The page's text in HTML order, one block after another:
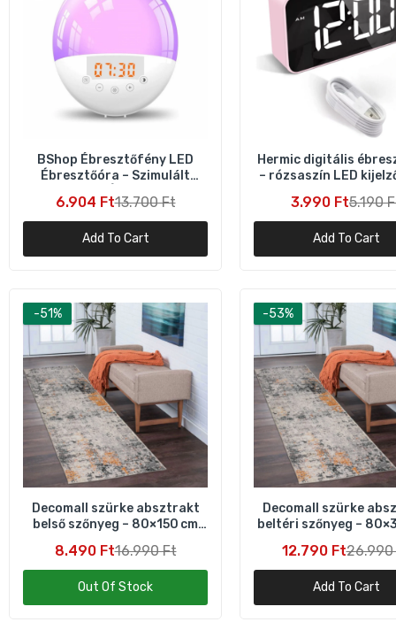
BShop Ébresztőfény LED
Ébresztőóra – Szimulált
6.904 Ft13.700 Ft
Add To Cart
Hermic digitális
– rózsaszín LED
3.990 Ft5.190
Add To Cart
-51%
Decomall szürke absztrakt
belső szőnyeg – 80×150 cm
8.490 Ft16.990 Ft
Out Of Stock
-53%
Decomall szürke
beltéri szőnyeg –
12.790 Ft26.990
Add To Cart